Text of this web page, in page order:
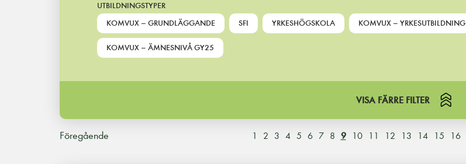
UTBILDNINGSTYPER
KOMVUX – GRUNDLÄGGANDE
SFI YRKESHÖGSKOLA KOMVUX – YRKESUTBILDNING
KOMVUX – ÄMNESNIVÅ GY25
VISA FÄRRE FILTER
Föregående 1 2 3 4 5 6 7 8 9 10 11 12 13 14 15 16